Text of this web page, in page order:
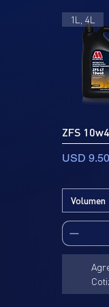
1L, 4L
ZFS
Precio
USD 9.50
Volumen